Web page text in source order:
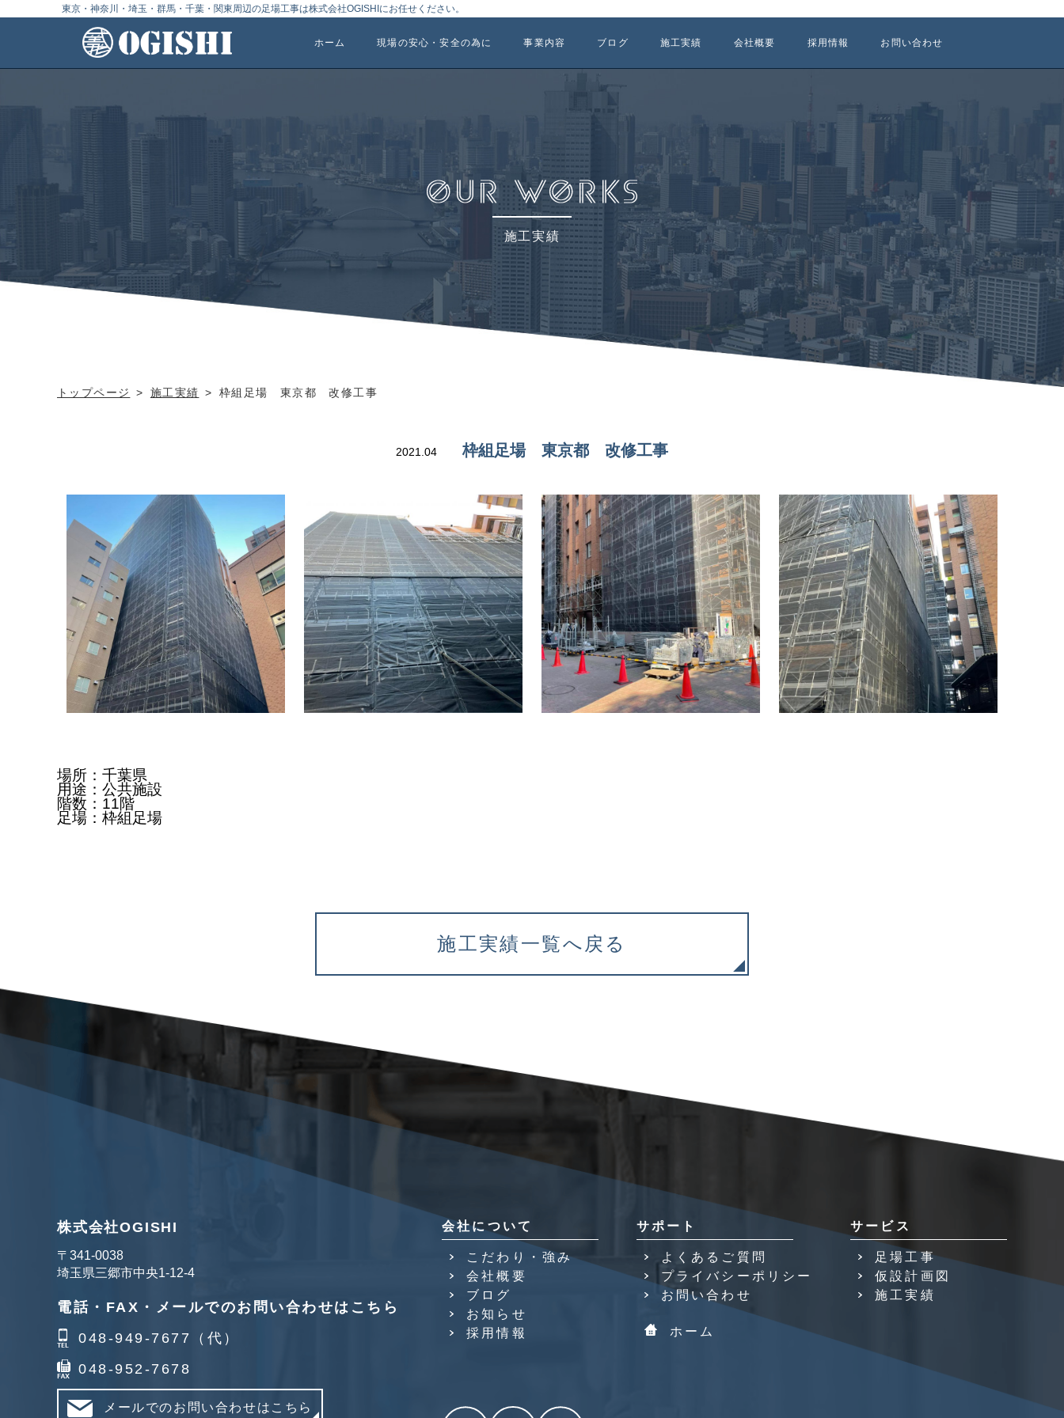
東京・神奈川・埼玉・群馬・千葉・関東周辺の足場工事は株式会社OGISHIにお任せください。
ホーム 現場の安心・安全の為に 事業内容 ブログ 施工実績 会社概要 採用情報 お問い合わせ
施工実績
トップページ 施工実績 枠組足場 東京都 改修工事
2021.04 枠組足場 東京都 改修工事
場所：千葉県
用途：公共施設
階数：11階
足場：枠組足場
施工実績一覧へ戻る
株式会社OGISHI
〒341‐0038
埼玉県三郷市中央1-12-4
電話・FAX・メールでのお問い合わせはこちら
048-949-7677（代）
048-952-7678
メールでのお問い合わせはこちら
会社について
こだわり・強み
会社概要
ブログ
お知らせ
採用情報
サポート
よくあるご質問
プライバシーポリシー
お問い合わせ
ホーム
サービス
足場工事
仮設計画図
施工実績